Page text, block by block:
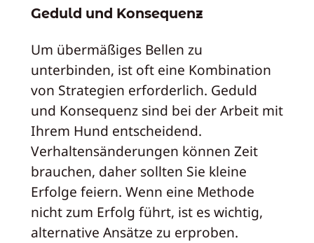
Geduld und Konsequenz
Um übermäßiges Bellen zu
unterbinden, ist oft eine Kombination
von Strategien erforderlich. Geduld
und Konsequenz sind bei der Arbeit mit
Ihrem Hund entscheidend.
Verhaltensänderungen können Zeit
brauchen, daher sollten Sie kleine
Erfolge feiern. Wenn eine Methode
nicht zum Erfolg führt, ist es wichtig,
alternative Ansätze zu erproben.